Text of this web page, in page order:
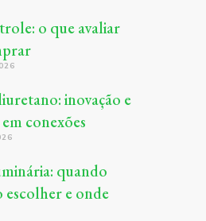
o que avaliar
inovação e
conexões
quando
e onde